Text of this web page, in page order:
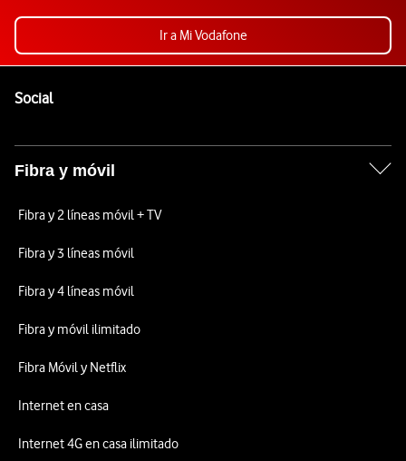
Ir a Mi Vodafone
SocialEnlaces a las redes sociales de Vodafone
Fibra y móvil
Fibra y 2 líneas móvil + TV
Fibra y 3 líneas móvil
Fibra y 4 líneas móvil
Fibra y móvil ilimitado
Fibra Móvil y Netflix
Internet en casa
Internet 4G en casa ilimitado